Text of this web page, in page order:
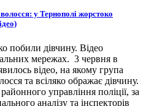
у Тернополі жорстоко
побили дівчину. Відео
мережах. 3 червня в
відео, на якому група
та всіляко ображає дівчину.
управління поліції, за
аналізу та інспекторів